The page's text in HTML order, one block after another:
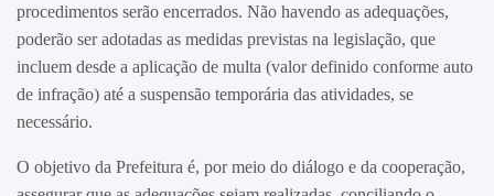
procedimentos serão encerrados. Não havendo as adequações,
poderão ser adotadas as medidas previstas na legislação, que
incluem desde a aplicação de multa (valor definido conforme auto
de infração) até a suspensão temporária das atividades, se
necessário.
O objetivo da Prefeitura é, por meio do diálogo e da cooperação,